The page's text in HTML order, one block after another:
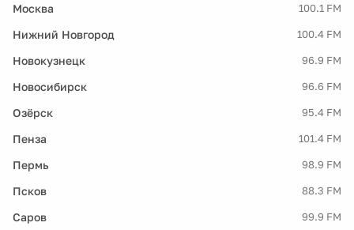
Москва 100.1 FM
Нижний Новгород 100.4 FM
Новокузнецк 96.9 FM
Новосибирск 96.6 FM
Озёрск 95.4 FM
Пенза 101.4 FM
Пермь 98.9 FM
Псков 88.3 FM
Саров 99.9 FM